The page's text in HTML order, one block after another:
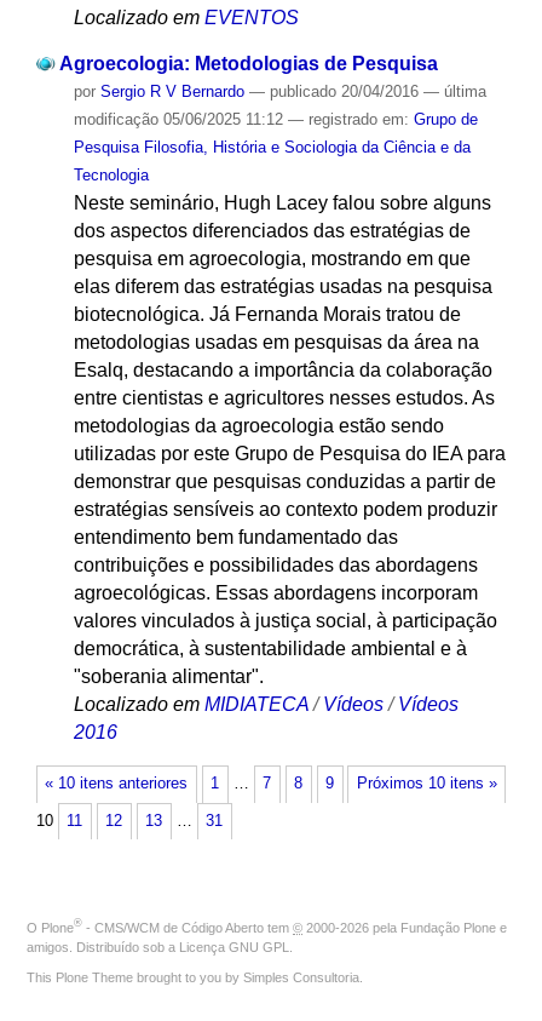
Localizado em EVENTOS
Agroecologia: Metodologias de Pesquisa
por Sergio R V Bernardo — publicado20/04/2016 — última
modificação05/06/2025 11:12 — registrado em: Grupo de
Pesquisa Filosofia, História e Sociologia da Ciência e da
Tecnologia
Neste seminário, Hugh Lacey falou sobre alguns
dos aspectos diferenciados das estratégias de
pesquisa em agroecologia, mostrando em que
elas diferem das estratégias usadas na pesquisa
biotecnológica. Já Fernanda Morais tratou de
metodologias usadas em pesquisas da área na
Esalq, destacando a importância da colaboração
entre cientistas e agricultores nesses estudos. As
metodologias da agroecologia estão sendo
utilizadas por este Grupo de Pesquisa do IEA para
demonstrar que pesquisas conduzidas a partir de
estratégias sensíveis ao contexto podem produzir
entendimento bem fundamentado das
contribuições e possibilidades das abordagens
agroecológicas. Essas abordagens incorporam
valores vinculados à justiça social, à participação
democrática, à sustentabilidade ambiental e à
"soberania alimentar".
Localizado em MIDIATECA /Vídeos /Vídeos
2016
« 10 itens anteriores Próximos 10 itens »
1 … 7 8 9
10 11 12 13 … 31
O Plone® - CMS/WCM de Código Aberto tem © 2000-2026 pela Fundação Plone e
amigos. Distribuído sob a Licença GNU GPL
This Plone Theme brought to you by Simples Consultoria